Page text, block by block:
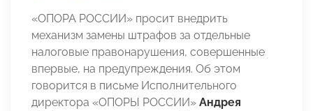
«ОПОРА РОССИИ» просит внедрить
механизм замены штрафов за отдельные
налоговые правонарушения, совершенные
впервые, на предупреждения. Об этом
говорится в письме Исполнительного
директора «ОПОРЫ РОССИИ» Андрея